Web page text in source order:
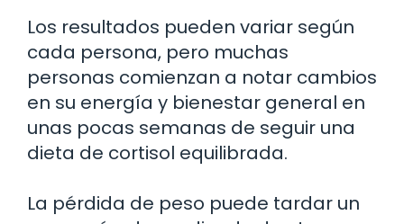
Los resultados pueden variar según
cada persona, pero muchas
personas comienzan a notar cambios
en su energía y bienestar general en
unas pocas semanas de seguir una
dieta de cortisol equilibrada.
La pérdida de peso puede tardar un